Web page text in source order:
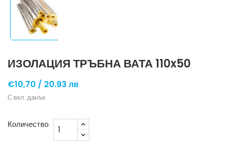
ИЗОЛАЦИЯ ТРЪБНА ВАТА 110x50
€10,70 / 20.93 лв
С вкл. данък
Количество